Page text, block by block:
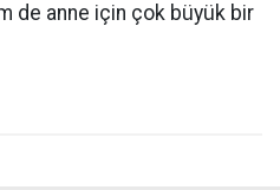
de anne için çok büyük bir